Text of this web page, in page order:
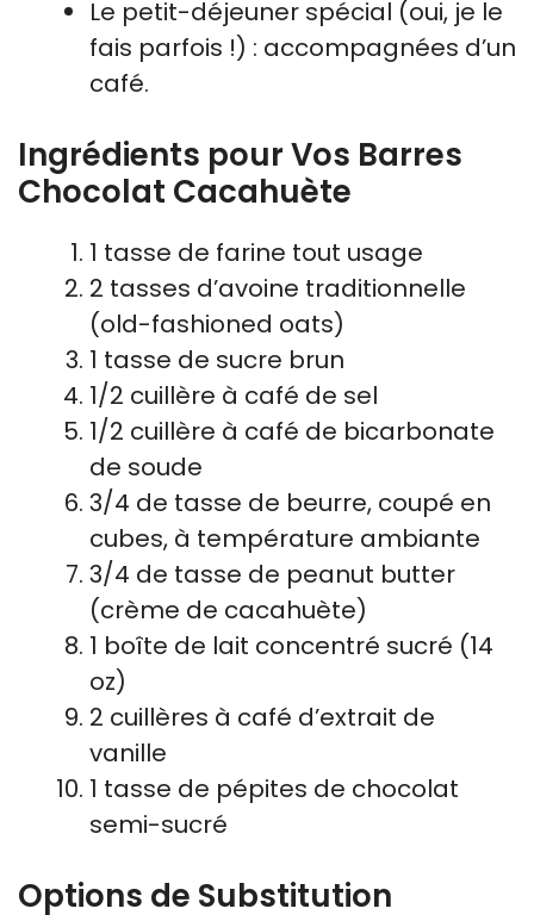
Le petit-déjeuner spécial (oui, je le
fais parfois !) : accompagnées d’un
café.
Ingrédients pour Vos Barres
Chocolat Cacahuète
1 tasse de farine tout usage
2 tasses d’avoine traditionnelle
(old-fashioned oats)
1 tasse de sucre brun
1/2 cuillère à café de sel
1/2 cuillère à café de bicarbonate
de soude
3/4 de tasse de beurre, coupé en
cubes, à température ambiante
3/4 de tasse de peanut butter
(crème de cacahuète)
1 boîte de lait concentré sucré (14
oz)
2 cuillères à café d’extrait de
vanille
1 tasse de pépites de chocolat
semi-sucré
Options de Substitution